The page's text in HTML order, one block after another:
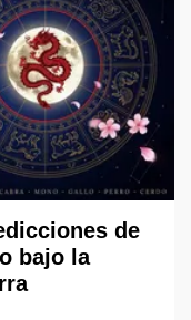
de
bajo la